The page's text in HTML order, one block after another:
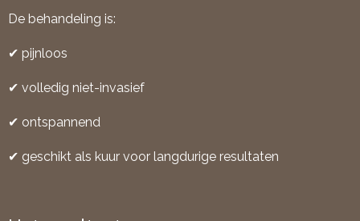
De behandeling is:
✔ pijnloos
✔ volledig niet-invasief
✔ ontspannend
✔ geschikt als kuur voor langdurige resultaten